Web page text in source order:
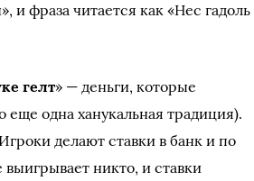
и фраза читается как «Нес гадоль
гелт» — деньги, которые
еще одна ханукальная традиция).
делают ставки в банк и по
выигрывает никто, и ставки